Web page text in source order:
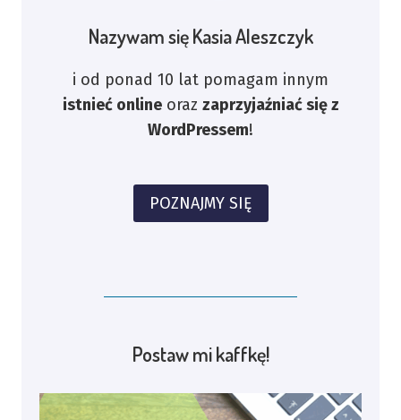
Nazywam się Kasia Aleszczyk
i od ponad 10 lat pomagam innym
istnieć onlineoraz zaprzyjaźniać się z
WordPressem!
POZNAJMY SIĘ
Postaw mi kaffkę!